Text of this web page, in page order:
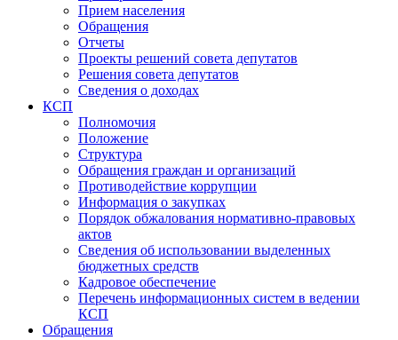
Прием населения
Обращения
Отчеты
Проекты решений совета депутатов
Решения совета депутатов
Сведения о доходах
КСП
Полномочия
Положение
Структура
Обращения граждан и организаций
Противодействие коррупции
Информация о закупках
Порядок обжалования нормативно-правовых
актов
Сведения об использовании выделенных
бюджетных средств
Кадровое обеспечение
Перечень информационных систем в ведении
КСП
Обращения